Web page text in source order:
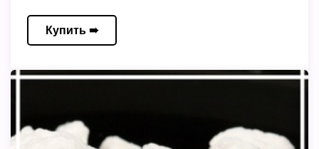
Купить ➠